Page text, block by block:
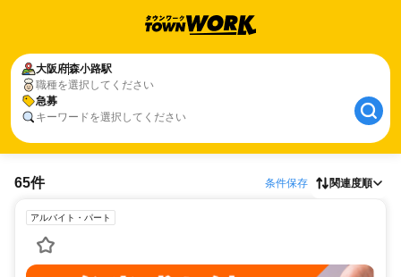
大阪府森小路駅
職種を選択してください
急募
キーワードを選択してください
65件 条件保存 関連度順
アルバイト・パート